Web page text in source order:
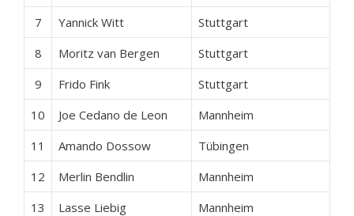
7
Yannick Witt
Stuttgart
8
Moritz van Bergen
Stuttgart
9
Frido Fink
Stuttgart
10
Joe Cedano de Leon
Mannheim
11
Amando Dossow
Tübingen
12
Merlin Bendlin
Mannheim
13
Lasse Liebig
Mannheim